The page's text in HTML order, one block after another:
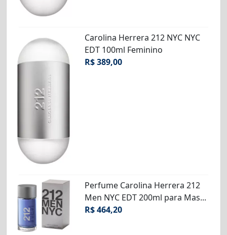
Carolina Herrera 212 NYC NYC
EDT 100ml Feminino
R$ 389,00
Perfume Carolina Herrera 212
Men NYC EDT 200ml para Mas...
R$ 464,20